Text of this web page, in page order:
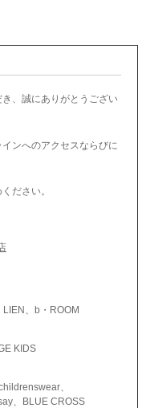
、誠にありがとうござい
ンへのアクセスならびに
ださい。
、b・ROOM
KIDS
、
、BLUE CROSS